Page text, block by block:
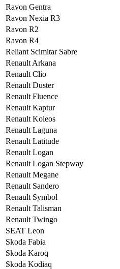
Ravon Gentra
Ravon Nexia R3
Ravon R2
Ravon R4
Reliant Scimitar Sabre
Renault Arkana
Renault Clio
Renault Duster
Renault Fluence
Renault Kaptur
Renault Koleos
Renault Laguna
Renault Latitude
Renault Logan
Renault Logan Stepway
Renault Megane
Renault Sandero
Renault Symbol
Renault Talisman
Renault Twingo
SEAT Leon
Skoda Fabia
Skoda Karoq
Skoda Kodiaq